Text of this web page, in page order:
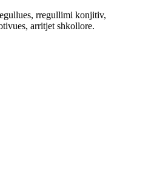
rregullimi konjitiv,
arritjet shkollore.